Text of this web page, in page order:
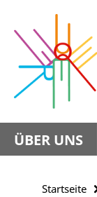
direkt
Service-
Navigation
ÜBER UNS
Startseite